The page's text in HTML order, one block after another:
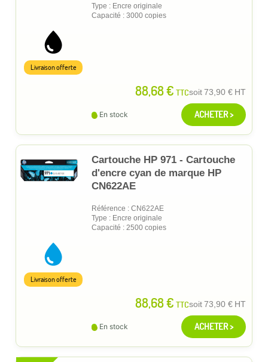
Type : Encre originale
Capacité : 3000 copies
88,68 € TTCsoit73,90 € HT
Livraison offerte
En stock ACHETER >
Cartouche HP 971 - Cartouche
d'encre cyan de marque HP
CN622AE
Référence : CN622AE
Type : Encre originale
Capacité : 2500 copies
88,68 € TTCsoit73,90 € HT
Livraison offerte
En stock ACHETER >